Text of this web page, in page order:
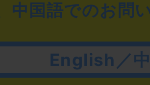
中国語でのお問
English／